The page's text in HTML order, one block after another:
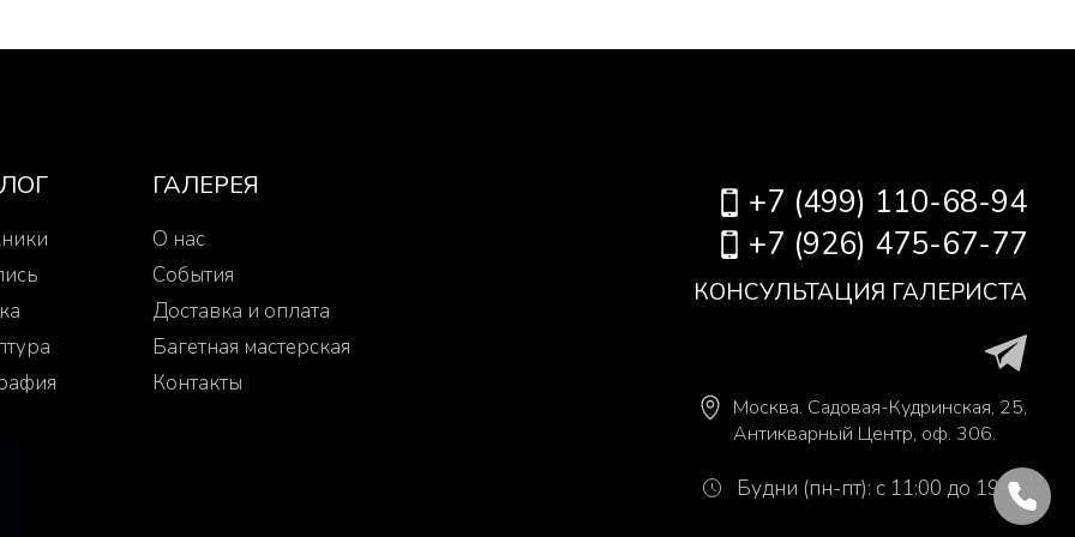
ГАЛЕРЕЯ
О нас
События
Доставка и оплата
Багетная мастерская
Контакты
+7 (499) 110-68-94
+7 (926) 475-67-77
КОНСУЛЬТАЦИЯ ГАЛЕРИСТА
Москва. Садовая-Кудринская, 25,
Антикварный Центр, оф. 306.
Будни (пн-пт): с 11:00 до 19:00